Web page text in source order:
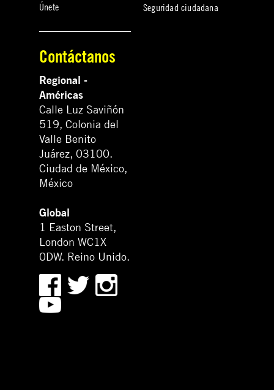
Únete
Seguridad ciudadana
Contáctanos
Regional -
Américas
Calle Luz Saviñón
519, Colonia del
Valle Benito
Juárez, 03100.
Ciudad de México,
México
Global
1 Easton Street,
London WC1X
0DW. Reino Unido.